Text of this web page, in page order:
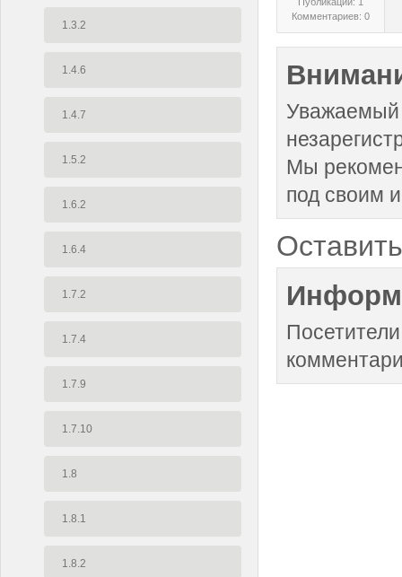
1.3.2
1.4.6
1.4.7
1.5.2
1.6.2
1.6.4
1.7.2
1.7.4
1.7.9
1.7.10
1.8
1.8.1
1.8.2
Комментариев: 0
Уважаемый
Мы
под своим